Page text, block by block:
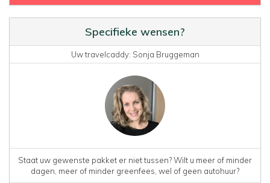
Specifieke wensen?
Uw travelcaddy: Sonja Bruggeman
Staat uw gewenste pakket er niet tussen? Wilt u meer of minder
dagen, meer of minder greenfees, wel of geen autohuur?